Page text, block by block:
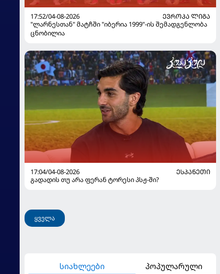
17:52/04-08-2026
ᲔᲕᲠᲝᲞᲐ ᲚᲘᲒᲐ
"ლარნესთან" მატჩში "იბერია 1999"-ის შემადგენლობა
ცნობილია
17:04/04-08-2026
ᲔᲡᲞᲐᲜᲔᲗᲘ
გადადის თუ არა ფერან ტორესი პსჟ-ში?
ყველა
სიახლეები პოპულარული